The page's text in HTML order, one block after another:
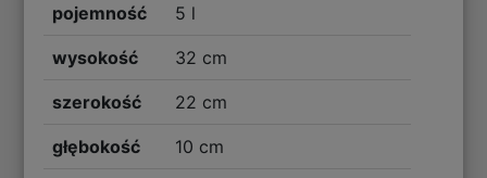
pojemność 5 l
wysokość 32 cm
szerokość 22 cm
głębokość 10 cm